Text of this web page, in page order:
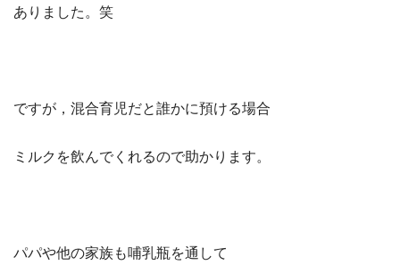
ありました。笑
ですが，混合育児だと誰かに預ける場合
ミルクを飲んでくれるので助かります。
パパや他の家族も哺乳瓶を通して